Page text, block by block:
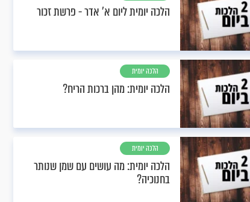
הלכה יומית ליום א’ אדר - פרשת זכור
הלכה יומית
הלכה יומית: מהן ברכות הריח?
הלכה יומית
הלכה יומית: מה עושים עם שמן שנותר
בחנוכיה?